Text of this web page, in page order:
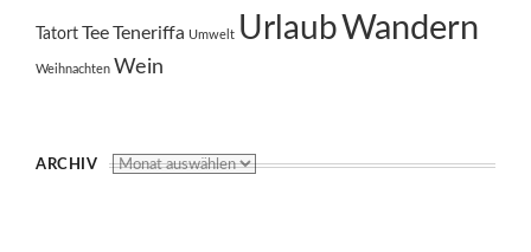
Tatort TeeTeneriffa Umwelt UrlaubWandern
Weihnachten Wein
ARCHIV